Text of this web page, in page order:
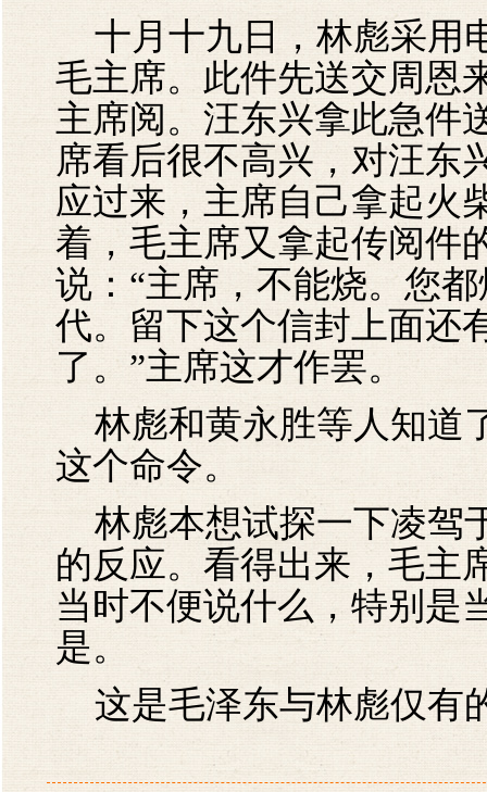
十月十九日，林彪采用
毛主席。此件先送交周恩
主席阅。汪东兴拿此急件
席看后很不高兴，对汪东
应过来，主席自己拿起火
着，毛主席又拿起传阅件
说：“主席，不能烧。您
代。留下这个信封上面还
了。”主席这才作罢。
林彪和黄永胜等人知道
这个命令。
林彪本想试探一下凌驾
的反应。看得出来，毛主
当时不便说什么，特别是
是。
这是毛泽东与林彪仅有